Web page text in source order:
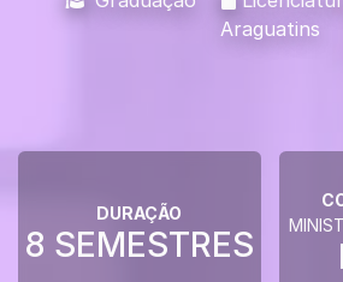
Araguatins
DURAÇÃO
8 SEMESTRES